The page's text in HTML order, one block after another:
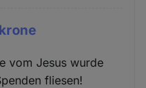
vom Jesus wurde
fliesen!